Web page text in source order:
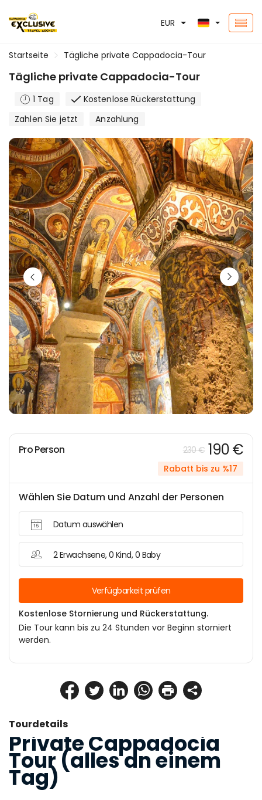
EUR
Startseite Tägliche private Cappadocia-Tour
Tägliche private Cappadocia-Tour
1 Tag
Kostenlose Rückerstattung
Zahlen Sie jetzt
Anzahlung
Tourdetails
Private Cappadocia
Tour (alles an einem
Tag)
Pro Person 230 € 190 €
Rabatt bis zu %17
Wählen Sie Datum und Anzahl der Personen
Datum auswählen
2 Erwachsene, 0 Kind, 0 Baby
Verfügbarkeit prüfen
Kostenlose Stornierung und Rückerstattung.
Die Tour kann bis zu 24 Stunden vor Beginn storniert
werden.